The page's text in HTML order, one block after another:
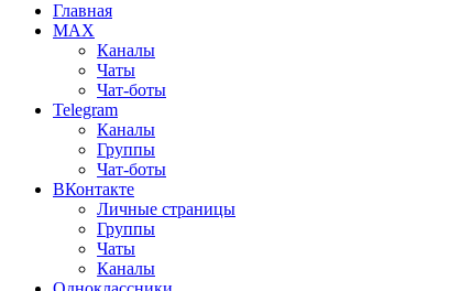
Главная
MAX
Каналы
Чаты
Чат-боты
Telegram
Каналы
Группы
Чат-боты
ВКонтакте
Личные страницы
Группы
Чаты
Каналы